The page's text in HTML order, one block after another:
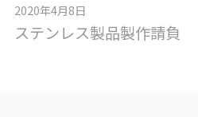
2020年4月8日
ステンレス製品製作請負